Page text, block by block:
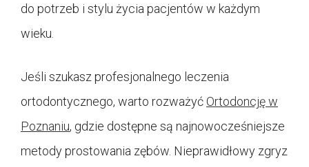
do potrzeb i stylu życia pacjentów w każdym
wieku.
Jeśli szukasz profesjonalnego leczenia
ortodontycznego, warto rozważyćOrtodoncję w
Poznaniu, gdzie dostępne są najnowocześniejsze
metody prostowania zębów. Nieprawidłowy zgryz